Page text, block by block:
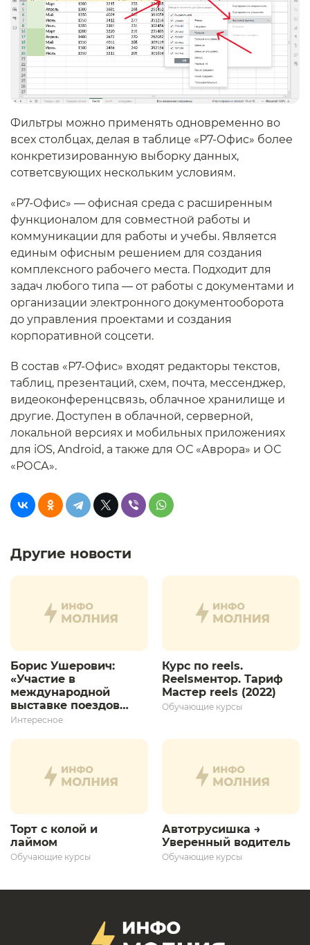
Фильтры можно применять одновременно во
всех столбцах, делая в таблице «Р7-Офис» более
конкретизированную выборку данных,
сответсвующих нескольким условиям.
«Р7-Офис» — офисная среда с расширенным
функционалом для совместной работы и
коммуникации для работы и учебы. Является
единым офисным решением для создания
комплексного рабочего места. Подходит для
задач любого типа — от работы с документами и
организации электронного документооборота
до управления проектами и создания
корпоративной соцсети.
В состав «Р7-Офис» входят редакторы текстов,
таблиц, презентаций, схем, почта, мессенджер,
видеоконференцсвязь, облачное хранилище и
другие. Доступен в облачной, серверной,
локальной версиях и мобильных приложениях
для iOS, Android, а также для ОС «Аврора» и ОС
«РОСА».
Другие новости
Борис Ушерович:
«Участие в
международной
выставке поездов
дает толчок для
развития»
Интересное
Курс по reels.
Reelsментор. Тариф
Мастер reels (2022)
Обучающие курсы
Торт с колой и
лаймом
Обучающие курсы
Автотрусишка →
Уверенный водитель​
Обучающие курсы